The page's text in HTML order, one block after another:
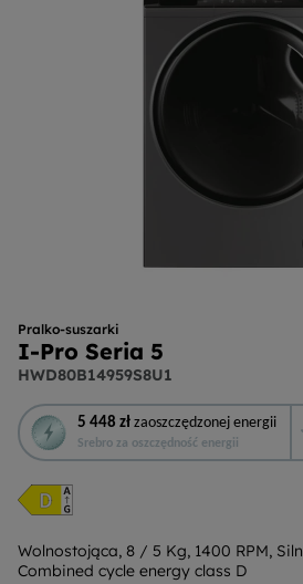
Pralko-suszarki
I-Pro Seria 5
HWD80B14959S8U1
5 448 zł zaoszczędzonej energii
Srebro za oszczędność energii
To
działanie
otworzy
narzędzie
do
energii
Youreko.
Wolnostojąca, 8 / 5 Kg, 1400 RPM,
Combined cycle energy class D